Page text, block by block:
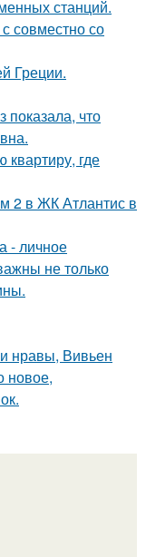
станций.
совместно со
Греции.
показала, что
где
2 в ЖК Атлантис в
- личное
не только
нравы, Вивьен
новое,